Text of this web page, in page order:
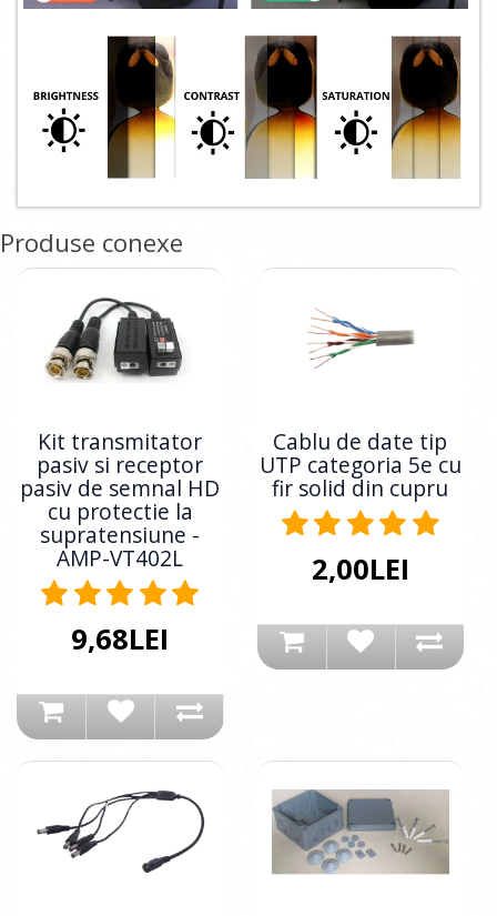
Produse conexe
Kit transmitator
pasiv si receptor
pasiv de semnal HD
cu protectie la
supratensiune -
AMP-VT402L
9,68LEI
Cablu de date tip
UTP categoria 5e cu
fir solid din cupru
2,00LEI